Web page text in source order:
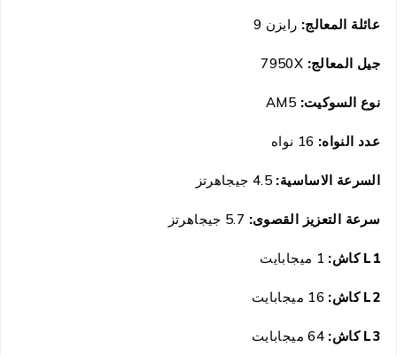
عائلة المعالج: رايزن 9
جيل المعالج:7950X
نوع السوكيت: AM5
عدد النواه:16 نواه
السرعة الاساسية:4.5 جيجاهرتز
سرعة التعزيز القصوى: 5.7 جيجاهرتز
L1كاش:1 ميجابايت
L2كاش:16 ميجابايت
L3كاش:64 ميجابايت